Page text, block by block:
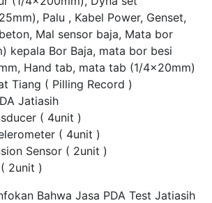
Palu , Kabel Power, Genset,
Mal sensor baja, Mata bor
kepala Bor Baja, mata bor besi
Hand tab, mata tab (1/4x20mm)
Tiang ( Pilling Record )
Jatiasih
( 4unit )
( 4unit )
Sensor ( 2unit )
2unit )
Bahwa Jasa PDA Test Jatiasih